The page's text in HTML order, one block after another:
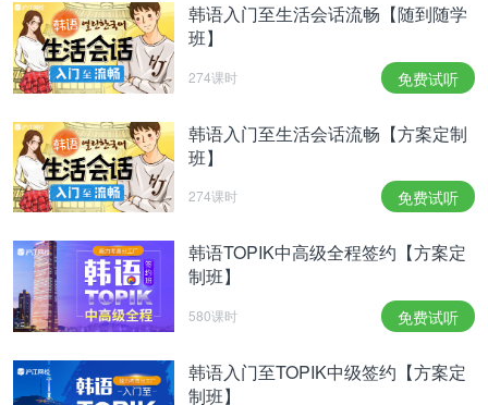
相关热点：韩语发音入门
韩语入门至生活会话流畅【随到随学
班】
274课时 免费试听
韩语入门至生活会话流畅【方案定制
班】
274课时 免费试听
韩语TOPIK中高级全程签约【方案定
制班】
580课时 免费试听
韩语入门至TOPIK中级签约【方案定
制班】